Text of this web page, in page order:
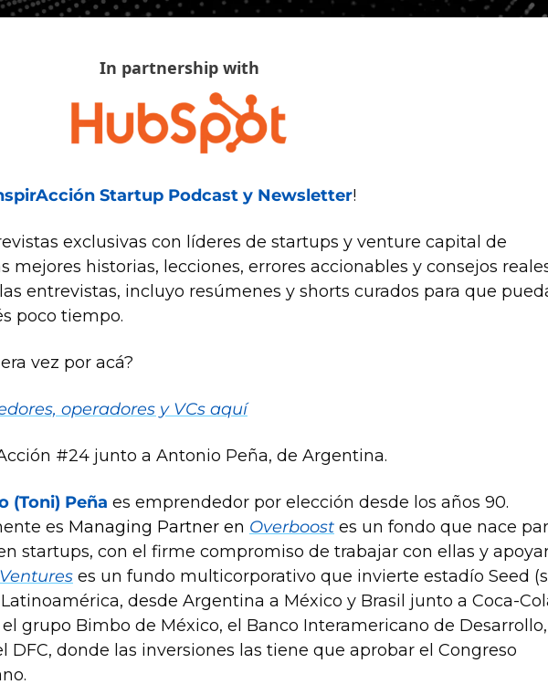
In partnership with
Startup Podcast y Newsletter!
exclusivas con líderes de startups y venture capital de
mejores historias, lecciones, errores accionables y consejos
entrevistas, incluyo resúmenes y shorts curados para que
poco tiempo.
vez por acá?
operadores y VCs aquí
#24 junto a Antonio Peña, de Argentina.
(Toni) Peña es emprendedor por elección desde los años 90.
es Managing Partner en Overboost es un fondo que nace
es un fundo multicorporativo que invierte estadío Seed
desde Argentina a México y Brasil junto a Coca-
el grupo Bimbo de México, el Banco Interamericano de
DFC, donde las inversiones las tiene que aprobar el Congreso